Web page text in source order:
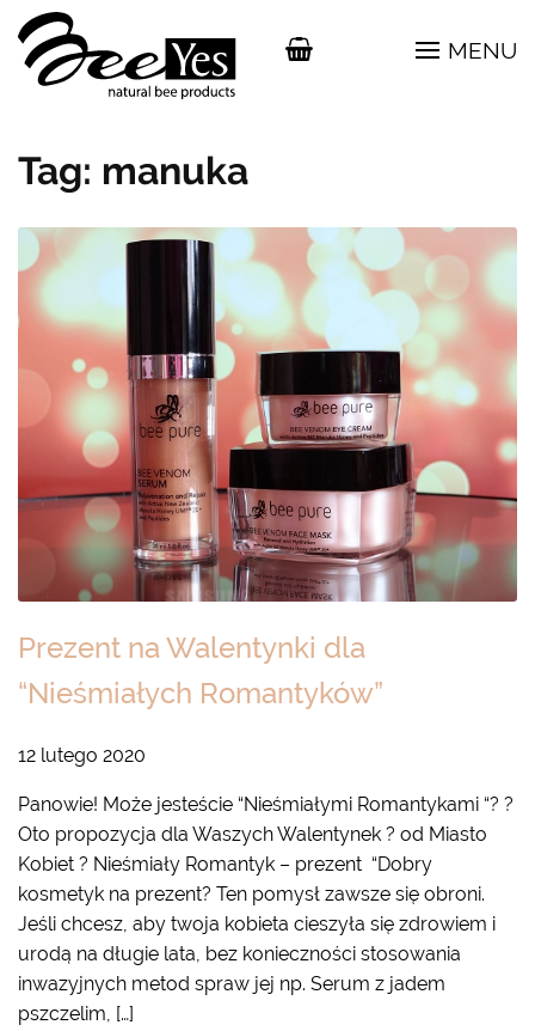
MENU
Tag: manuka
Prezent na Walentynki dla
“Nieśmiałych Romantyków”
12 lutego 2020
Panowie! Może jesteście “Nieśmiałymi Romantykami “? ?
Oto propozycja dla Waszych Walentynek ? od Miasto
Kobiet ? Nieśmiały Romantyk – prezent “Dobry
kosmetyk na prezent? Ten pomysł zawsze się obroni.
Jeśli chcesz, aby twoja kobieta cieszyła się zdrowiem i
urodą na długie lata, bez konieczności stosowania
inwazyjnych metod spraw jej np. Serum z jadem
pszczelim, […]